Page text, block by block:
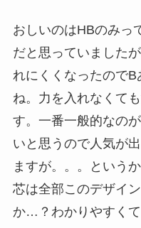
おしいのはHBのみっ
だと思っていました
れにくくなったので
ね。力を入れなくて
す。一番一般的なの
いと思うので人気が
ますが。。。という
芯は全部このデザイ
か…？わかりやすく